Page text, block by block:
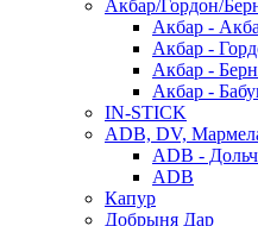
Акбар/Гордон/
Акбар -
Акбар -
Акбар -
Акбар -
IN-STICK
ADB, DV,
ADB -
ADB
Капур
Добрыня Дар